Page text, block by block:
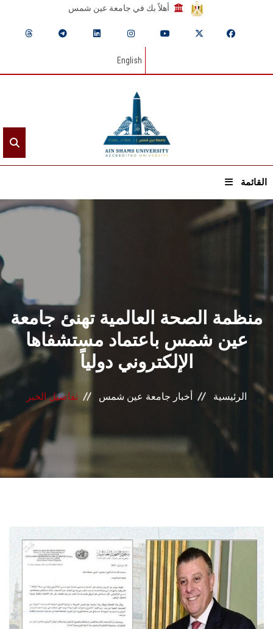
أهلاً بك في جامعة عين شمس
English
القائمة
الرئيسيـة
القطاعـات
الشئون الأكاديمية
البحث العلمي
المراكز والوحدات
الأنظمة الذكية
الطلاب
هيئة التدريس
الدراسات العليا
منظمة الصحة العالمية تهنئ جامعة
عين شمس باعتماد مستشفاها
الإلكتروني دولياً
الرئيسية أخبار جامعة عين شمس تفاصيل الخبر